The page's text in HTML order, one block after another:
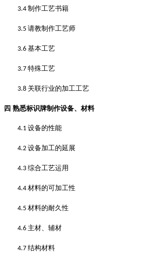
3.4 制作工艺书籍
3.5 请教制作工艺师
3.6 基本工艺
3.7 特殊工艺
3.8 关联行业的加工工艺
四 熟悉标识牌制作设备、材料
4.1 设备的性能
4.2 设备加工的延展
4.3 综合工艺运用
4.4 材料的可加工性
4.5 材料的耐久性
4.6 主材、辅材
4.7 结构材料